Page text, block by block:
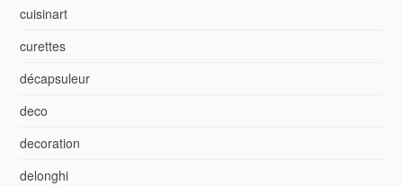
cuisinart
curettes
décapsuleur
deco
decoration
delonghi